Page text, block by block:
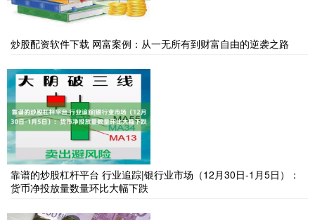
炒股配资软件下载 网富案例：从一无所有到财富自由的逆袭之路
靠谱的炒股杠杆平台 行业追踪|银行业市场（12月30日-1月5日）：
货币净投放量数量环比大幅下跌